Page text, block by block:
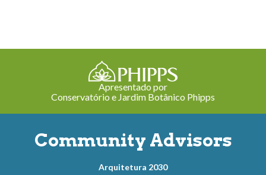
Apresentado por
Conservatório e Jardim Botânico Phipps
Community Advisors
Arquitetura 2030